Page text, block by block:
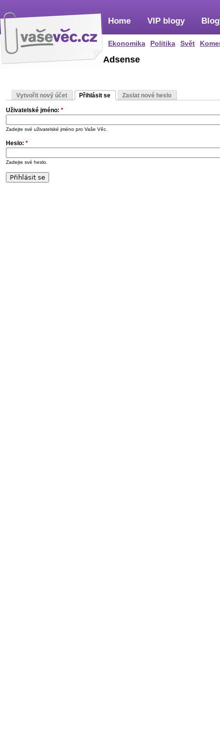
Home
Ekonomika Politika Svět
VIP blogy
Adsense
Vytvořit nový účet Přihlásit se Zaslat nové heslo
Uživatelské jméno: *
Zadejte své uživatelské jméno pro Vaše Věc.
Heslo: *
Zadejte své heslo.